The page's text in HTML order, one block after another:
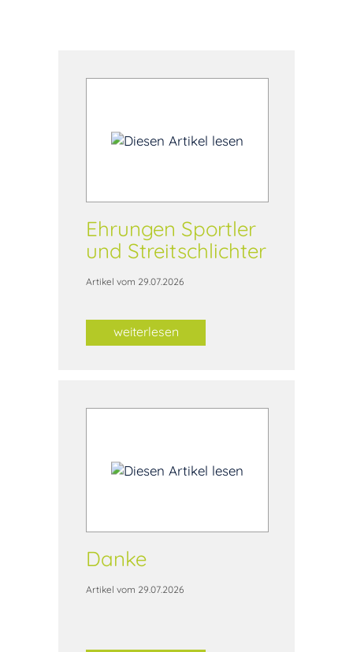
Ehrungen Sportler
und Streitschlichter
Artikel vom 29.07.2026
weiterlesen
Danke
Artikel vom 29.07.2026